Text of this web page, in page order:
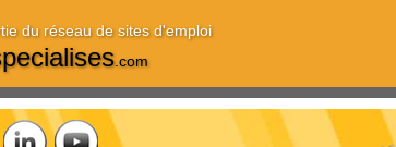
du réseau de sites d'emploi
.com